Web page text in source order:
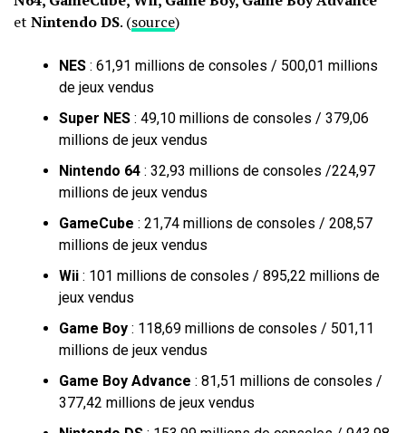
et Nintendo DS. (source)
NES : 61,91 millions de consoles / 500,01 millions
de jeux vendus
Super NES : 49,10 millions de consoles / 379,06
millions de jeux vendus
Nintendo 64 : 32,93 millions de consoles /224,97
millions de jeux vendus
GameCube : 21,74 millions de consoles / 208,57
millions de jeux vendus
Wii : 101 millions de consoles / 895,22 millions de
jeux vendus
Game Boy : 118,69 millions de consoles / 501,11
millions de jeux vendus
Game Boy Advance : 81,51 millions de consoles /
377,42 millions de jeux vendus